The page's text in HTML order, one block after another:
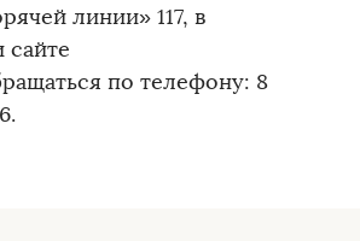
линии» 117, в
сайте
по телефону: 8